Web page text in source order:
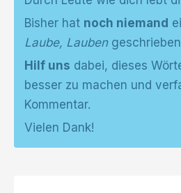
Bisher hat noch niemand
Laube, Lauben
Hilf uns dabei, dieses
besser zu machen und
Kommentar.
Vielen Dank!